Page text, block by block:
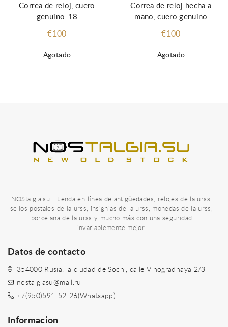
Agotado
Correa de reloj, cuero
genuino-18
€100
Agotado
Correa de reloj hecha a
mano, cuero genuino
€100
NOStalgia.su - tienda en línea de antigüedades, relojes de la urss,
sellos postales de la urss, insignias de la urss, monedas de la urss,
porcelana de la urss y mucho más con una seguridad
invariablemente mejor.
Datos de contacto
354000 Rusia, la ciudad de Sochi, calle Vinogradnaya 2/3
nostalgiasu@mail.ru
+7(950)591-52-26(Whatsapp)
Informacion